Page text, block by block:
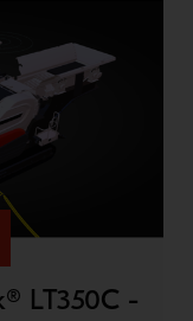
LT350C -